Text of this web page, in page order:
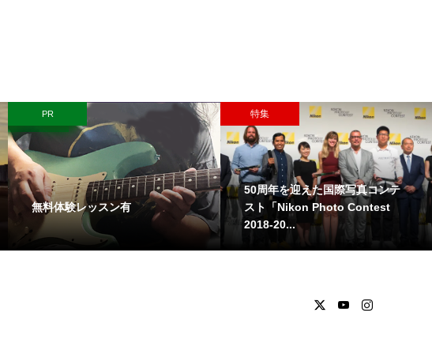
PR
無料体験レッスン有
特集
50周年を迎えた国際写真コンテ
スト「Nikon Photo Contest
2018-20...